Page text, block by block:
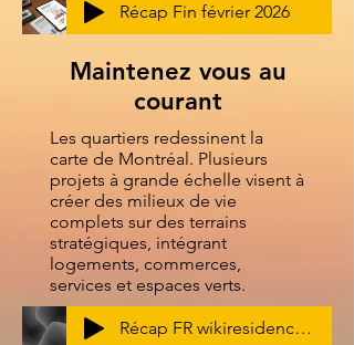
Récap Fin février 2026
Maintenez vous au
courant
Les quartiers redessinent la
carte de Montréal. Plusieurs
projets à grande échelle visent à
créer des milieux de vie
complets sur des terrains
stratégiques, intégrant
logements, commerces,
services et espaces verts.
Récap FR wikiresidence 2025